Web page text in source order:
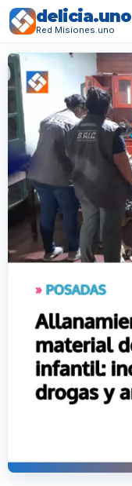
delicia.uno
Red Misiones.uno